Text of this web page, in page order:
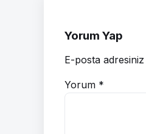
Yorum Yap
E-posta
Yorum *